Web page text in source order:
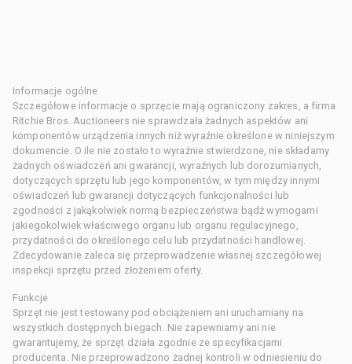
Informacje ogólne
Szczegółowe informacje o sprzęcie mają ograniczony zakres, a firma
Ritchie Bros. Auctioneers nie sprawdzała żadnych aspektów ani
komponentów urządzenia innych niż wyraźnie określone w niniejszym
dokumencie. O ile nie zostało to wyraźnie stwierdzone, nie składamy
żadnych oświadczeń ani gwarancji, wyraźnych lub dorozumianych,
dotyczących sprzętu lub jego komponentów, w tym między innymi
oświadczeń lub gwarancji dotyczących funkcjonalności lub
zgodności z jakąkolwiek normą bezpieczeństwa bądź wymogami
jakiegokolwiek właściwego organu lub organu regulacyjnego,
przydatności do określonego celu lub przydatności handlowej.
Zdecydowanie zaleca się przeprowadzenie własnej szczegółowej
inspekcji sprzętu przed złożeniem oferty.
Funkcje
Sprzęt nie jest testowany pod obciążeniem ani uruchamiany na
wszystkich dostępnych biegach. Nie zapewniamy ani nie
gwarantujemy, że sprzęt działa zgodnie ze specyfikacjami
producenta. Nie przeprowadzono żadnej kontroli w odniesieniu do